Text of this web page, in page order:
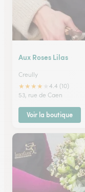
Aux Roses Lilas
Creully
★★★★
4.4 (10)
53, rue de Caen
Voir la boutique